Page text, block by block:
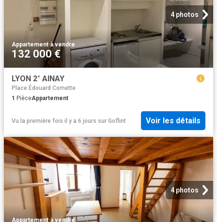
4 photos
Appartement·à vendre
132 000 €
LYON 2° AINAY
Place Édouard Comette
1 PièceAppartement
Vu la première fois il y a 6 jours sur Goflint Voir les détails
4 photos
Appartement·à vendre